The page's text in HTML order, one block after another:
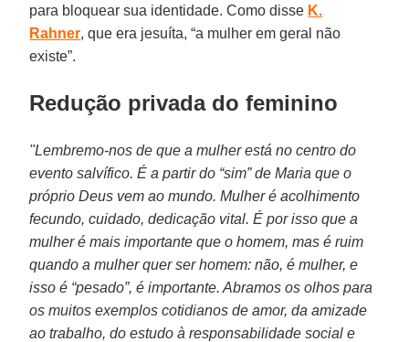
para bloquear sua identidade. Como disse K.
Rahner, que era jesuíta, “a mulher em geral não
existe”.
Redução privada do feminino
"Lembremo-nos de que a mulher está no centro do
evento salvífico. É a partir do “sim” de Maria que o
próprio Deus vem ao mundo. Mulher é acolhimento
fecundo, cuidado, dedicação vital. É por isso que a
mulher é mais importante que o homem, mas é ruim
quando a mulher quer ser homem: não, é mulher, e
isso é “pesado”, é importante. Abramos os olhos para
os muitos exemplos cotidianos de amor, da amizade
ao trabalho, do estudo à responsabilidade social e